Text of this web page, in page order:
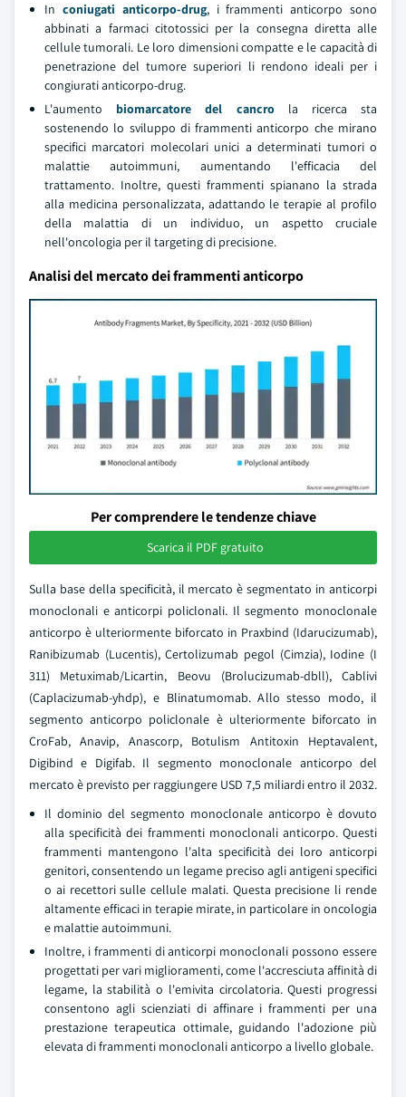
In coniugati anticorpo-drug, i frammenti anticorpo sono
abbinati a farmaci citotossici per la consegna diretta alle
cellule tumorali. Le loro dimensioni compatte e le capacità di
penetrazione del tumore superiori li rendono ideali per i
congiurati anticorpo-drug.
L'aumento biomarcatore del cancrola ricerca sta
sostenendo lo sviluppo di frammenti anticorpo che mirano
specifici marcatori molecolari unici a determinati tumori o
malattie autoimmuni, aumentando l'efficacia del
trattamento. Inoltre, questi frammenti spianano la strada
alla medicina personalizzata, adattando le terapie al profilo
della malattia di un individuo, un aspetto cruciale
nell'oncologia per il targeting di precisione.
Analisi del mercato dei frammenti anticorpo
Per comprendere le tendenze chiave
Scarica il PDF gratuito
Sulla base della specificità, il mercato è segmentato in anticorpi
monoclonali e anticorpi policlonali. Il segmento monoclonale
anticorpo è ulteriormente biforcato in Praxbind (Idarucizumab),
Ranibizumab (Lucentis), Certolizumab pegol (Cimzia), Iodine (I
311) Metuximab/Licartin, Beovu (Brolucizumab-dbll), Cablivi
(Caplacizumab-yhdp), e Blinatumomab. Allo stesso modo, il
segmento anticorpo policlonale è ulteriormente biforcato in
CroFab, Anavip, Anascorp, Botulism Antitoxin Heptavalent,
Digibind e Digifab. Il segmento monoclonale anticorpo del
mercato è previsto per raggiungere USD 7,5 miliardi entro il 2032.
Il dominio del segmento monoclonale anticorpo è dovuto
alla specificità dei frammenti monoclonali anticorpo. Questi
frammenti mantengono l'alta specificità dei loro anticorpi
genitori, consentendo un legame preciso agli antigeni specifici
o ai recettori sulle cellule malati. Questa precisione li rende
altamente efficaci in terapie mirate, in particolare in oncologia
e malattie autoimmuni.
Inoltre, i frammenti di anticorpi monoclonali possono essere
progettati per vari miglioramenti, come l'accresciuta affinità di
legame, la stabilità o l'emivita circolatoria. Questi progressi
consentono agli scienziati di affinare i frammenti per una
prestazione terapeutica ottimale, guidando l'adozione più
elevata di frammenti monoclonali anticorpo a livello globale.